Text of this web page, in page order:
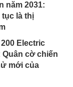
năm 2031:
là thị
200 Electric
cờ chiến
mới của